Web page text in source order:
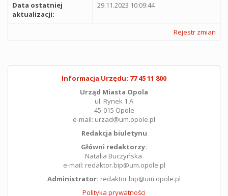
Data ostatniej
aktualizacji:
29.11.2023 10:09:44
Rejestr zmian
Informacja Urzędu: 77 45 11 800
Urząd Miasta Opola
ul. Rynek 1 A
45-015 Opole
e-mail: urzad@um.opole.pl
Redakcja biuletynu
Główni redaktorzy:
Natalia Buczyńska
e-mail: redaktor.bip@um.opole.pl
Administrator: redaktor.bip@um.opole.pl
Polityka prywatności